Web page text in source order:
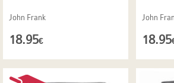
John Frank
18.95€
John
18.95